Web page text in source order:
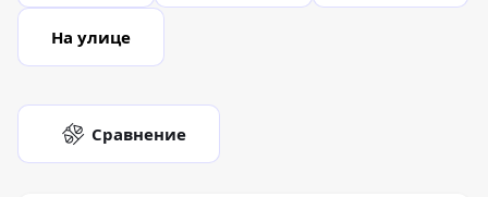
На улице
Сравнение